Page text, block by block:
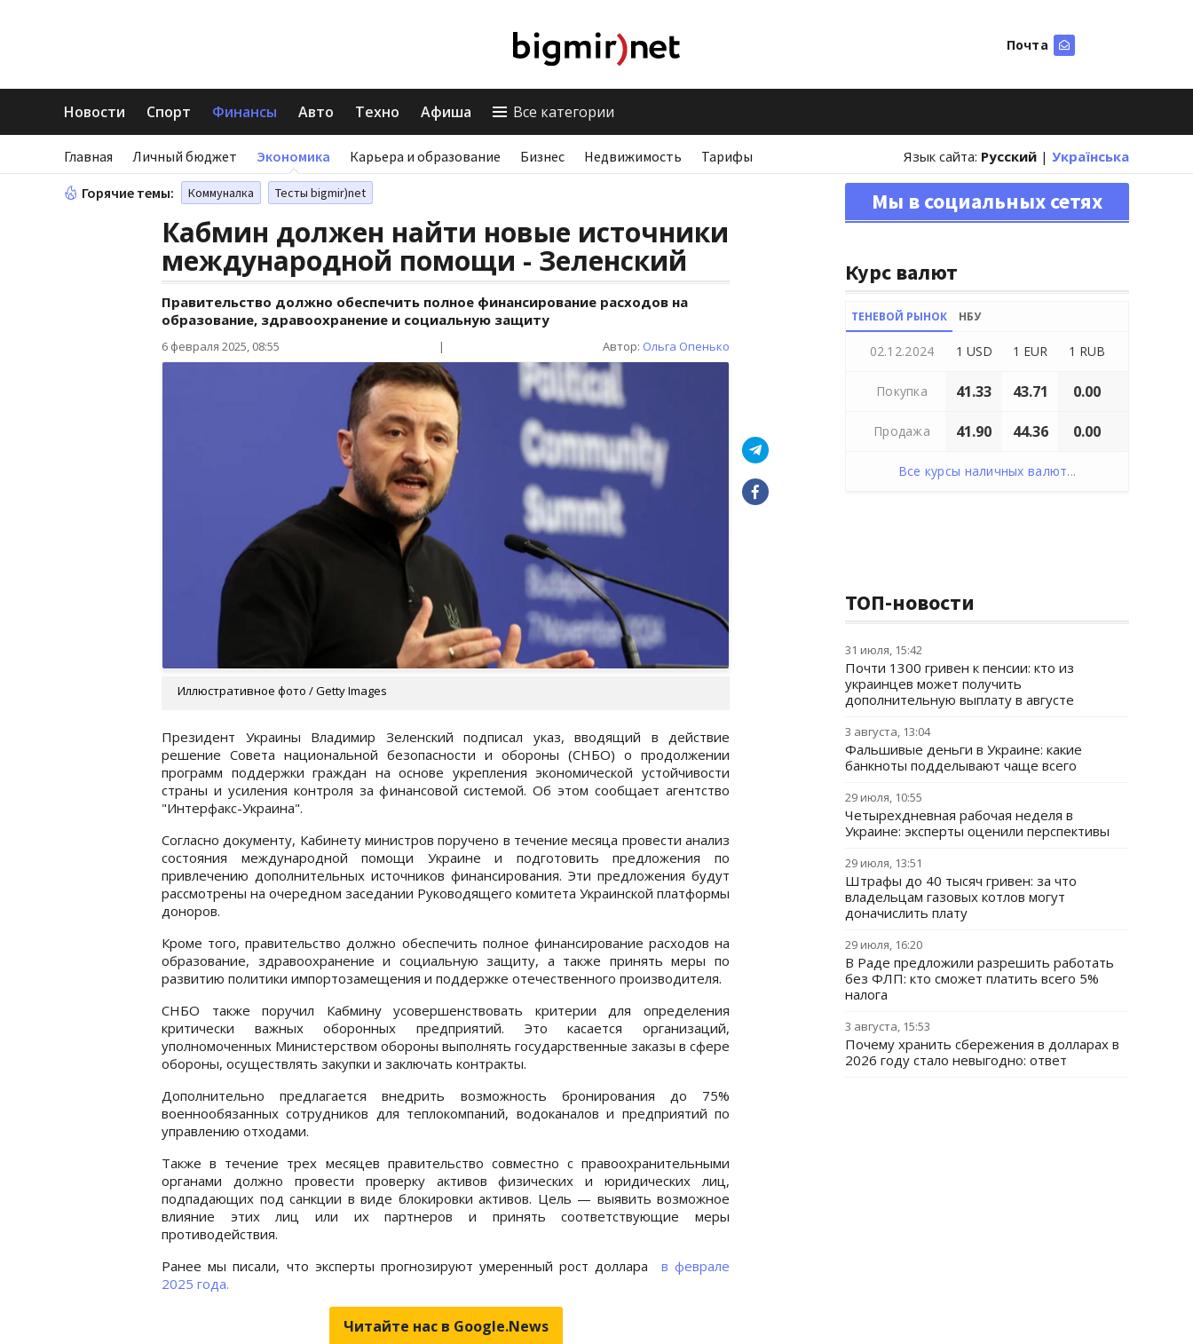
Почта
Новости Спорт Финансы Авто Техно Афиша Все категории
Главная Личный бюджет Экономика Карьера и образование Бизнес Недвижимость Тарифы Язык сайта: Русский | Українська
Горячие темы: Коммуналка Тесты bigmir)net
Кабмин должен найти новые источники
международной помощи - Зеленский
Правительство должно обеспечить полное финансирование расходов на
образование, здравоохранение и социальную защиту
6 февраля 2025, 08:55 | Автор: Ольга Опенько
Иллюстративное фото / Getty Images
Президент Украины Владимир Зеленский подписал указ, вводящий в действие
решение Совета национальной безопасности и обороны (СНБО) о продолжении
программ поддержки граждан на основе укрепления экономической устойчивости
страны и усиления контроля за финансовой системой. Об этом сообщает агентство
"Интерфакс-Украина".
Согласно документу, Кабинету министров поручено в течение месяца провести анализ
состояния международной помощи Украине и подготовить предложения по
привлечению дополнительных источников финансирования. Эти предложения будут
рассмотрены на очередном заседании Руководящего комитета Украинской платформы
доноров.
Кроме того, правительство должно обеспечить полное финансирование расходов на
образование, здравоохранение и социальную защиту, а также принять меры по
развитию политики импортозамещения и поддержке отечественного производителя.
СНБО также поручил Кабмину усовершенствовать критерии для определения
критически важных оборонных предприятий. Это касается организаций,
уполномоченных Министерством обороны выполнять государственные заказы в сфере
обороны, осуществлять закупки и заключать контракты.
Дополнительно предлагается внедрить возможность бронирования до 75%
военнообязанных сотрудников для теплокомпаний, водоканалов и предприятий по
управлению отходами.
Также в течение трех месяцев правительство совместно с правоохранительными
органами должно провести проверку активов физических и юридических лиц,
подпадающих под санкции в виде блокировки активов. Цель — выявить возможное
влияние этих лиц или их партнеров и принять соответствующие меры
противодействия.
Ранее мы писали, что эксперты прогнозируют умеренный рост доллара
в феврале
2025 года.
Читайте нас в Google.News
Мы в социальных сетях
Курс валют
ТЕНЕВОЙ РЫНОК НБУ
02.12.2024 1 USD 1 EUR 1 RUB
Покупка 41.33 43.71 0.00
Продажа 41.90 44.36 0.00
Все курсы наличных валют...
ТОП-новости
31 июля, 15:42
Почти 1300 гривен к пенсии: кто из
украинцев может получить
дополнительную выплату в августе
3 августа, 13:04
Фальшивые деньги в Украине: какие
банкноты подделывают чаще всего
29 июля, 10:55
Четырехдневная рабочая неделя в
Украине: эксперты оценили перспективы
29 июля, 13:51
Штрафы до 40 тысяч гривен: за что
владельцам газовых котлов могут
доначислить плату
29 июля, 16:20
В Раде предложили разрешить работать
без ФЛП: кто сможет платить всего 5%
налога
3 августа, 15:53
Почему хранить сбережения в долларах в
2026 году стало невыгодно: ответ